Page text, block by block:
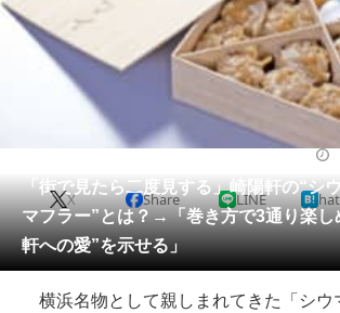
エンタメ クイズ
グルメ 地域
教育・育児
リサーチ
会員記事
メディア
注目記事を集めた総合ページ
「街で見たら二度見する」崎陽軒の“シ
マフラー”とは？→「巻き方で3通り楽し
軒への愛”を示せる」
X Share LINE
横浜名物として親しまれてきた「シウ